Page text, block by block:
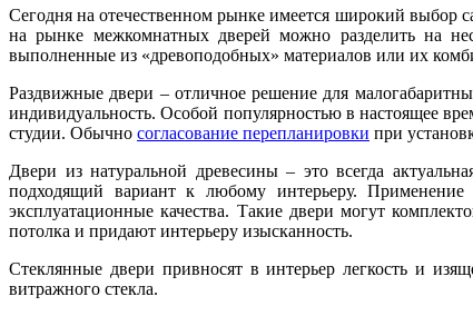
Сегодня на отечественном рынке имеется широкий выбор
на рынке межкомнатных дверей можно разделить на
выполненные из «древоподобных» материалов или их
Раздвижные двери – отличное решение для
индивидуальность. Особой популярностью в настоящее
студии. Обычно согласование перепланировки при
Двери из натуральной древесины – это всегда
подходящий вариант к любому интерьеру.
эксплуатационные качества. Такие двери могут
потолка и придают интерьеру изысканность.
Стеклянные двери привносят в интерьер легкость и
витражного стекла.